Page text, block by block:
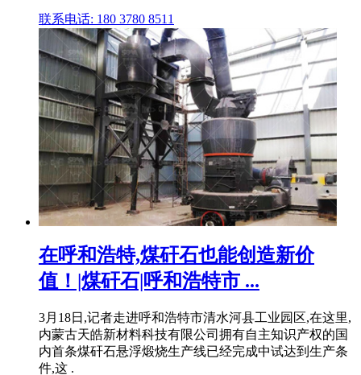
联系电话: 180 3780 8511
在呼和浩特,煤矸石也能创造新价
值！|煤矸石|呼和浩特市 ...
3月18日,记者走进呼和浩特市清水河县工业园区,在这里,
内蒙古天皓新材料科技有限公司拥有自主知识产权的国
内首条煤矸石悬浮煅烧生产线已经完成中试达到生产条
件,这 .